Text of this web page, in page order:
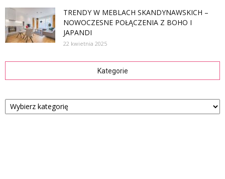
TRENDY W MEBLACH SKANDYNAWSKICH –
NOWOCZESNE POŁĄCZENIA Z BOHO I
JAPANDI
22 kwietnia 2025
Kategorie
Kategorie